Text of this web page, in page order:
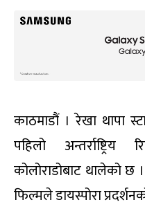
काठमाडौं । रेखा थापा
पहिलो अन्तर्राष्ट्रिय
कोलोराडोबाट थालेको छ
फिल्मले डायस्पोरा